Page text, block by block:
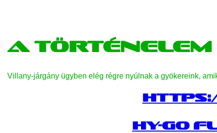
A
Villany-járgány ügyben elég régre nyúlnak a gyökereink,
HY-